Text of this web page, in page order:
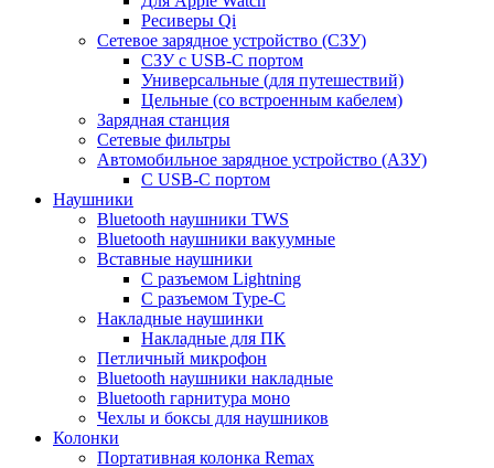
Ресиверы Qi
Сетевое зарядное устройство (СЗУ)
СЗУ с USB-C портом
Универсальные (для путешествий)
Цельные (со встроенным кабелем)
Зарядная станция
Сетевые фильтры
Автомобильное зарядное устройство (АЗУ)
C USB-C портом
Наушники
Bluetooth наушники TWS
Bluetooth наушники вакуумные
Вставные наушники
C разъемом Lightning
C разъемом Type-C
Накладные наушинки
Накладные для ПК
Петличный микрофон
Bluetooth наушники накладные
Bluetooth гарнитура моно
Чехлы и боксы для наушников
Колонки
Портативная колонка Remax